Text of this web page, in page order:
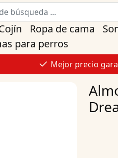
Ropa de cama
para perros
Mejor precio